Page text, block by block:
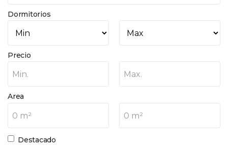
Dormitorios
Precio
Min. Max.
Area
0 m² 0 m²
Destacado